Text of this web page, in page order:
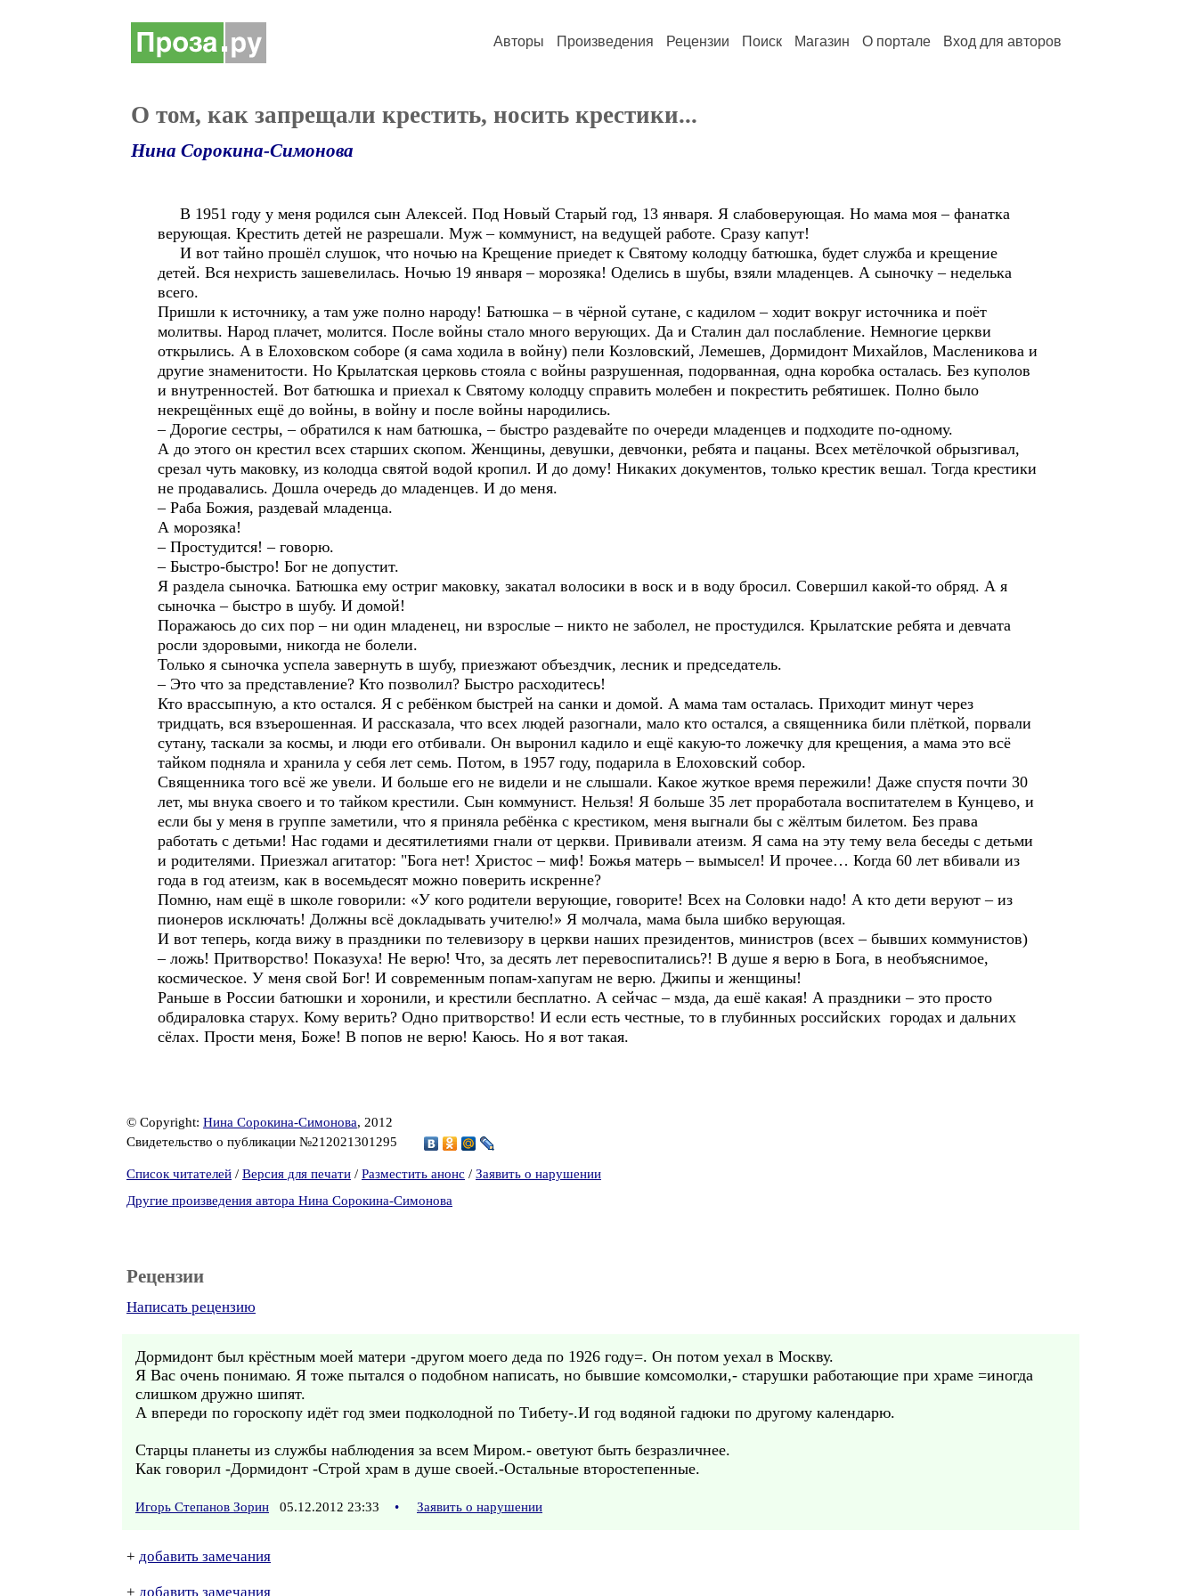
Авторы Произведения Рецензии Поиск Магазин О портале Вход для авторов
О том, как запрещали крестить, носить крестики...
Нина Сорокина-Симонова
В 1951 году у меня родился сын Алексей. Под Новый Старый год, 13 января. Я слабоверующая. Но мама моя – фанатка
верующая. Крестить детей не разрешали. Муж – коммунист, на ведущей работе. Сразу капут!
И вот тайно прошёл слушок, что ночью на Крещение приедет к Святому колодцу батюшка, будет служба и крещение
детей. Вся нехристь зашевелилась. Ночью 19 января – морозяка! Оделись в шубы, взяли младенцев. А сыночку – неделька
всего.
Пришли к источнику, а там уже полно народу! Батюшка – в чёрной сутане, с кадилом – ходит вокруг источника и поёт
молитвы. Народ плачет, молится. После войны стало много верующих. Да и Сталин дал послабление. Немногие церкви
открылись. А в Елоховском соборе (я сама ходила в войну) пели Козловский, Лемешев, Дормидонт Михайлов, Масленикова и
другие знаменитости. Но Крылатская церковь стояла с войны разрушенная, подорванная, одна коробка осталась. Без куполов
и внутренностей. Вот батюшка и приехал к Святому колодцу справить молебен и покрестить ребятишек. Полно было
некрещённых ещё до войны, в войну и после войны народились.
– Дорогие сестры, – обратился к нам батюшка, – быстро раздевайте по очереди младенцев и подходите по-одному.
А до этого он крестил всех старших скопом. Женщины, девушки, девчонки, ребята и пацаны. Всех метёлочкой обрызгивал,
срезал чуть маковку, из колодца святой водой кропил. И до дому! Никаких документов, только крестик вешал. Тогда крестики
не продавались. Дошла очередь до младенцев. И до меня.
– Раба Божия, раздевай младенца.
А морозяка!
– Простудится! – говорю.
– Быстро-быстро! Бог не допустит.
Я раздела сыночка. Батюшка ему остриг маковку, закатал волосики в воск и в воду бросил. Совершил какой-то обряд. А я
сыночка – быстро в шубу. И домой!
Поражаюсь до сих пор – ни один младенец, ни взрослые – никто не заболел, не простудился. Крылатские ребята и девчата
росли здоровыми, никогда не болели.
Только я сыночка успела завернуть в шубу, приезжают объездчик, лесник и председатель.
– Это что за представление? Кто позволил? Быстро расходитесь!
Кто врассыпную, а кто остался. Я с ребёнком быстрей на санки и домой. А мама там осталась. Приходит минут через
тридцать, вся взъерошенная. И рассказала, что всех людей разогнали, мало кто остался, а священника били плёткой, порвали
сутану, таскали за космы, и люди его отбивали. Он выронил кадило и ещё какую-то ложечку для крещения, а мама это всё
тайком подняла и хранила у себя лет семь. Потом, в 1957 году, подарила в Елоховский собор.
Священника того всё же увели. И больше его не видели и не слышали. Какое жуткое время пережили! Даже спустя почти 30
лет, мы внука своего и то тайком крестили. Сын коммунист. Нельзя! Я больше 35 лет проработала воспитателем в Кунцево, и
если бы у меня в группе заметили, что я приняла ребёнка с крестиком, меня выгнали бы с жёлтым билетом. Без права
работать с детьми! Нас годами и десятилетиями гнали от церкви. Прививали атеизм. Я сама на эту тему вела беседы с детьми
и родителями. Приезжал агитатор: "Бога нет! Христос – миф! Божья матерь – вымысел! И прочее… Когда 60 лет вбивали из
года в год атеизм, как в восемьдесят можно поверить искренне?
Помню, нам ещё в школе говорили: «У кого родители верующие, говорите! Всех на Соловки надо! А кто дети веруют – из
пионеров исключать! Должны всё докладывать учителю!» Я молчала, мама была шибко верующая.
И вот теперь, когда вижу в праздники по телевизору в церкви наших президентов, министров (всех – бывших коммунистов)
– ложь! Притворство! Показуха! Не верю! Что, за десять лет перевоспитались?! В душе я верю в Бога, в необъяснимое,
космическое. У меня свой Бог! И современным попам-хапугам не верю. Джипы и женщины!
Раньше в России батюшки и хоронили, и крестили бесплатно. А сейчас – мзда, да ешё какая! А праздники – это просто
обдираловка старух. Кому верить? Одно притворство! И если есть честные, то в глубинных российских городах и дальних
сёлах. Прости меня, Боже! В попов не верю! Каюсь. Но я вот такая.
© Copyright: Нина Сорокина-Симонова, 2012
Свидетельство о публикации №212021301295
Список читателей / Версия для печати / Разместить анонс / Заявить о нарушении
Другие произведения автора Нина Сорокина-Симонова
Рецензии
Написать рецензию
Дормидонт был крёстным моей матери -другом моего деда по 1926 году=. Он потом уехал в Москву.
Я Вас очень понимаю. Я тоже пытался о подобном написать, но бывшие комсомолки,- старушки работающие при храме =иногда
слишком дружно шипят.
А впереди по гороскопу идёт год змеи подколодной по Тибету-.И год водяной гадюки по другому календарю.
Старцы планеты из службы наблюдения за всем Миром.- оветуют быть безразличнее.
Как говорил -Дормидонт -Строй храм в душе своей.-Остальные второстепенные.
Игорь Степанов Зорин 05.12.2012 23:33 • Заявить о нарушении
+ добавить замечания
+ добавить замечания